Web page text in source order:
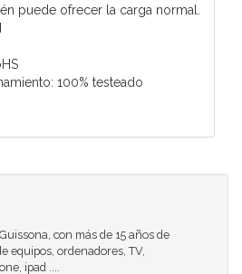
puede ofrecer la carga normal.
100% testeado
con más de 15 años de
equipos, ordenadores, TV,
ipad ....